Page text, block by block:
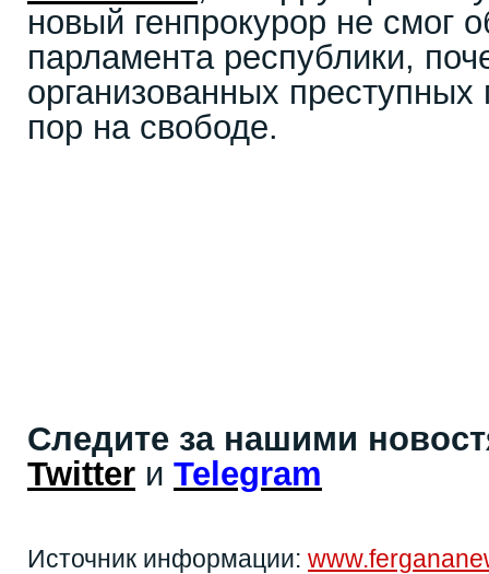
новый генпрокурор не смог
парламента республики,
организованных преступных
пор на свободе.
Следите за нашими
Twitter и Telegram
Источник информации: